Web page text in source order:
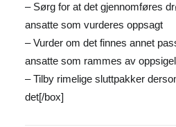
– Sørg for at det gjennomføres
ansatte som vurderes oppsagt
– Vurder om det finnes annet
ansatte som rammes av
– Tilby rimelige sluttpakker
det[/box]